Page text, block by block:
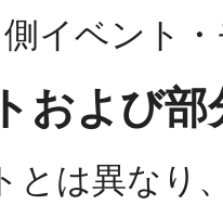
イベント
および
とは異なり